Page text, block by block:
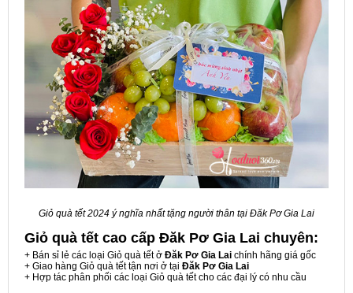
Giỏ quà tết 2024 ý nghĩa nhất tặng người thân tại Đăk Pơ Gia Lai
Giỏ quà tết cao cấp Đăk Pơ Gia Lai chuyên:
+ Bán sỉ lẻ các loại Giỏ quà tết ở Đăk Pơ Gia Lai chính hãng giá gốc
+ Giao hàng Giỏ quà tết tận nơi ở tại Đăk Pơ Gia Lai
+ Hợp tác phân phối các loại Giỏ quà tết cho các đại lý có nhu cầu